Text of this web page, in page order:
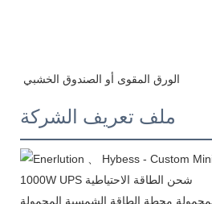
ملف تعريف الشركة